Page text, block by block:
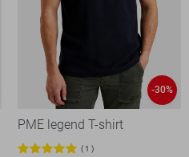
-30%
PME legend T-shirt
1